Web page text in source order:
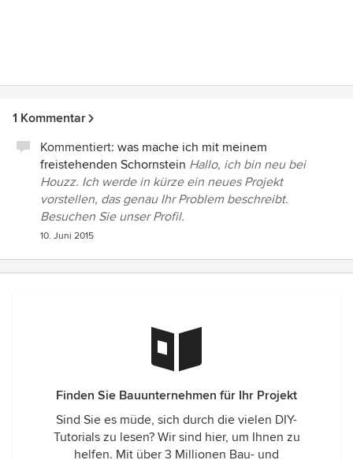
1 Kommentar
Kommentiert: was mache ich mit meinem
freistehenden Schornstein Hallo, ich bin neu bei
Houzz. Ich werde in kürze ein neues Projekt
vorstellen, das genau Ihr Problem beschreibt.
Besuchen Sie unser Profil.
10. Juni 2015
Finden Sie Bauunternehmen für Ihr Projekt
Sind Sie es müde, sich durch die vielen DIY-
Tutorials zu lesen? Wir sind hier, um Ihnen zu
helfen. Mit über 3 Millionen Bau- und